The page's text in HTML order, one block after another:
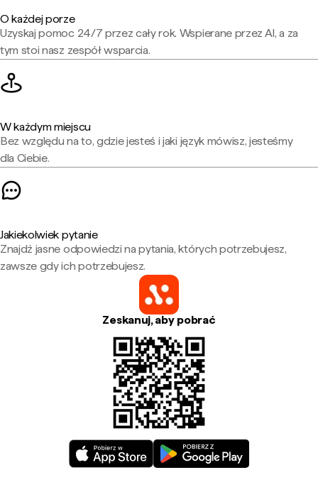
O każdej porze
Uzyskaj pomoc 24/7 przez cały rok. Wspierane przez AI, a za
tym stoi nasz zespół wsparcia.
W każdym miejscu
Bez względu na to, gdzie jesteś i jaki język mówisz, jesteśmy
dla Ciebie.
Jakiekolwiek pytanie
Znajdź jasne odpowiedzi na pytania, których potrzebujesz,
zawsze gdy ich potrzebujesz.
Zeskanuj, aby pobrać